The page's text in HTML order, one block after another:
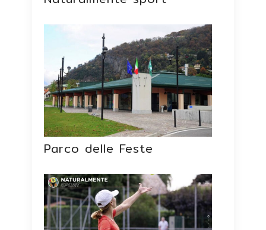
Parco delle Feste